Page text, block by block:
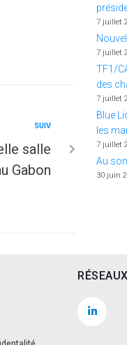
SUIV
salle
Gabon
7 juillet
7 juillet
TF1/
des
7 juillet
Blue
les
7 juillet
Au
30 juin